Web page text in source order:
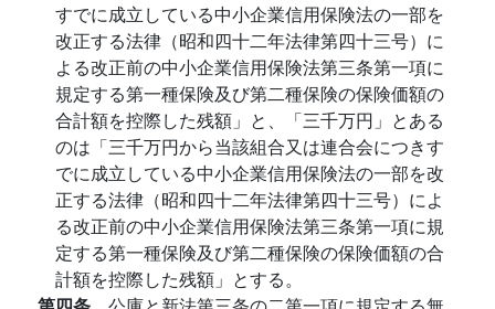
すでに成立している中小企業信用保険法の一部を
改正する法律（昭和四十二年法律第四十三号）に
よる改正前の中小企業信用保険法第三条第一項に
規定する第一種保険及び第二種保険の保険価額の
合計額を控際した残額」と、「三千万円」とある
のは「三千万円から当該組合又は連合会につきす
でに成立している中小企業信用保険法の一部を改
正する法律（昭和四十二年法律第四十三号）によ
る改正前の中小企業信用保険法第三条第一項に規
定する第一種保険及び第二種保険の保険価額の合
計額を控際した残額」とする。